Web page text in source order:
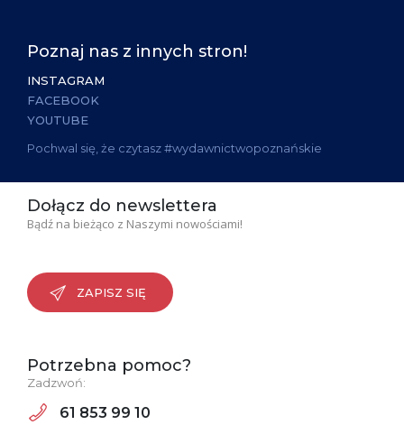
Poznaj nas z innych stron!
INSTAGRAM
FACEBOOK
YOUTUBE
Pochwal się, że czytasz #wydawnictwopoznańskie
Dołącz do newslettera
Bądź na bieżąco z Naszymi nowościami!
ZAPISZ SIĘ
Potrzebna pomoc?
Zadzwoń:
61 853 99 10